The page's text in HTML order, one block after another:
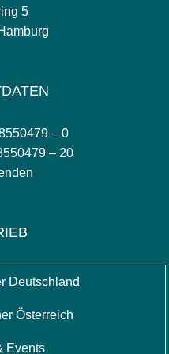
5
– 0
– 20
Deutschland
Österreich
Events